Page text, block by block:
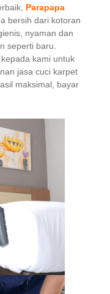
Parapapa
bersih dari kotoran
nyaman dan
seperti baru.
kami untuk
jasa cuci karpet
maksimal, bayar